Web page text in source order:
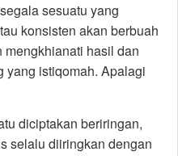
sesuatu yang
konsisten akan berbuah
mengkhianati hasil dan
yang istiqomah. Apalagi
diciptakan beriringan,
selalu diiringkan dengan